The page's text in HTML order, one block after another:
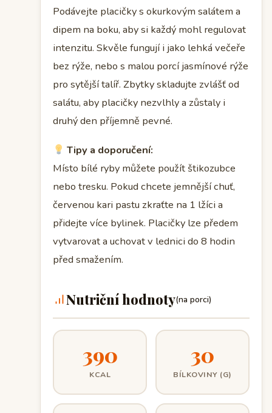
Podávejte placičky s okurkovým salátem a
dipem na boku, aby si každý mohl regulovat
intenzitu. Skvěle fungují i jako lehká večeře
bez rýže, nebo s malou porcí jasmínové rýže
pro sytější talíř. Zbytky skladujte zvlášť od
salátu, aby placičky nezvlhly a zůstaly i
druhý den příjemně pevné.
Tipy a doporučení:
Místo bílé ryby můžete použít štikozubce
nebo tresku. Pokud chcete jemnější chuť,
červenou kari pastu zkraťte na 1 lžíci a
přidejte více bylinek. Placičky lze předem
vytvarovat a uchovat v lednici do 8 hodin
před smažením.
Nutriční hodnoty(na porci)
390
KCAL
30
BÍLKOVINY (G)